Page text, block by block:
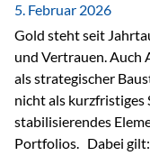
5. Februar 2026
Gold steht seit
und Vertrauen. Auch
als strategischer
nicht als kurzfristiges
stabilisierendes
Portfolios. Dabei gilt: Kurzfristige Kursrückgänge und